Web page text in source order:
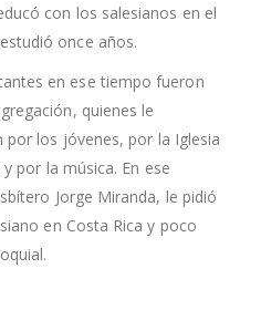
con los salesianos en el
once años.
en ese tiempo fueron
quienes le
los jóvenes, por la Iglesia
por la música. En ese
Jorge Miranda, le pidió
en Costa Rica y poco